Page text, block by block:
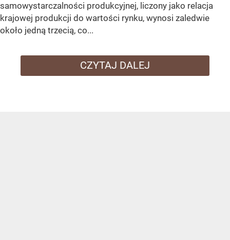
samowystarczalności produkcyjnej, liczony jako relacja
krajowej produkcji do wartości rynku, wynosi zaledwie
około jedną trzecią, co...
CZYTAJ DALEJ